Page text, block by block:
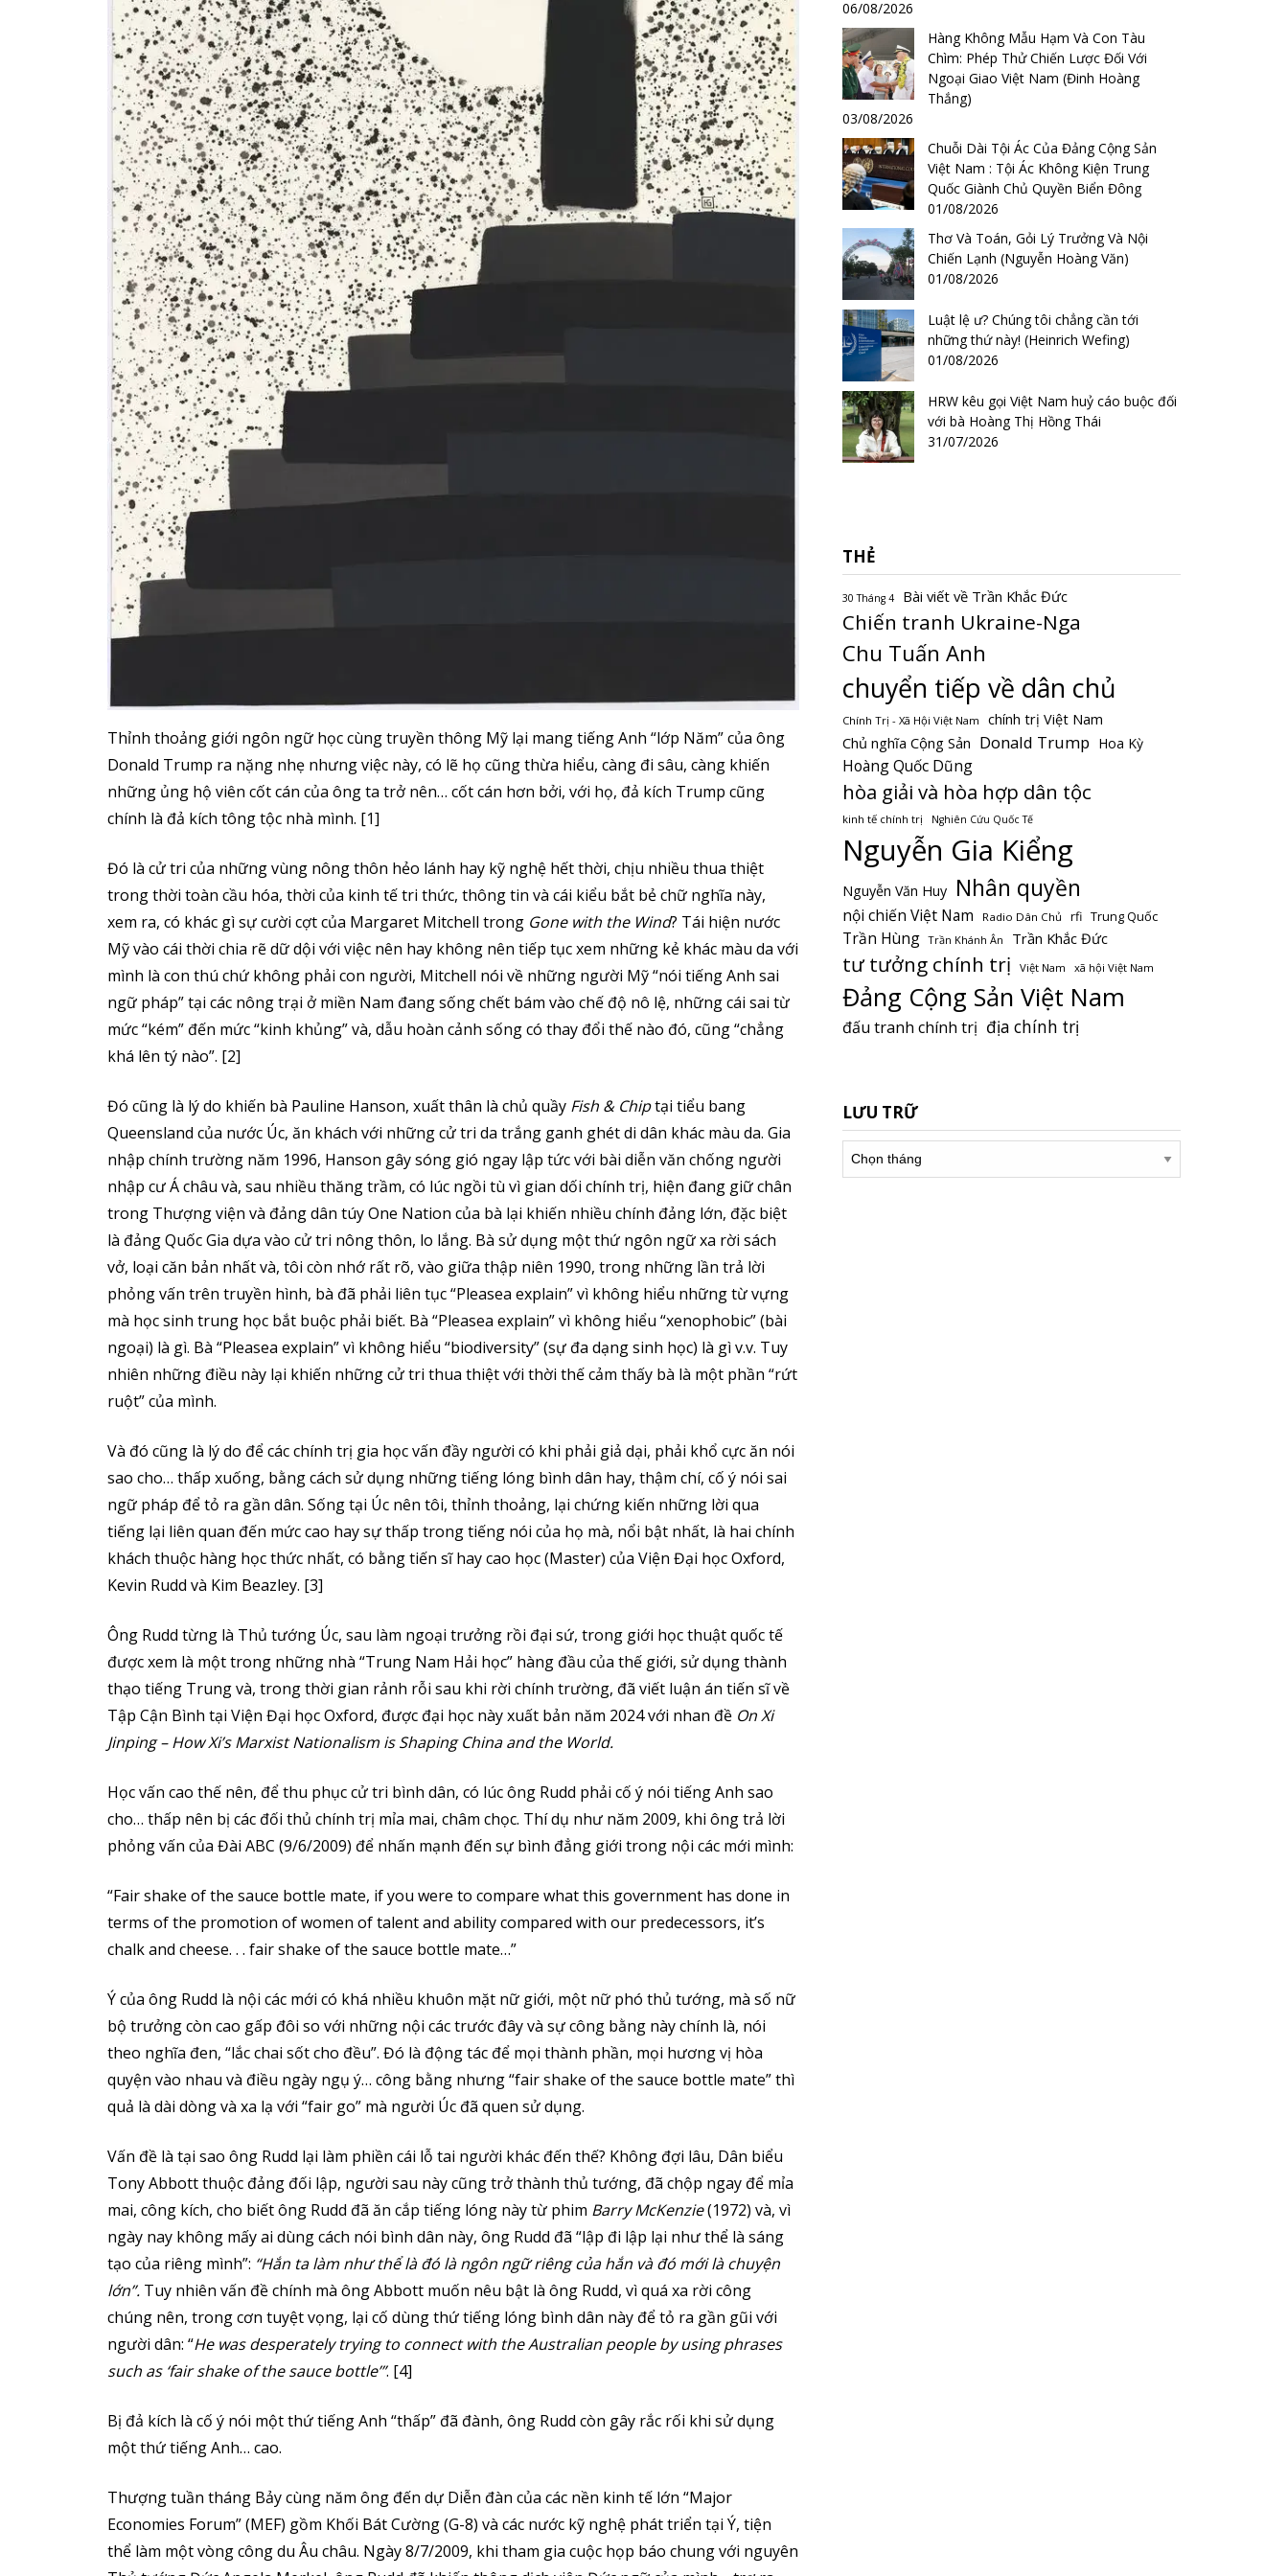
Thỉnh thoảng giới ngôn ngữ học cùng truyền thông Mỹ lại mang tiếng Anh “lớp Năm” của ông
Donald Trump ra nặng nhẹ nhưng việc này, có lẽ họ cũng thừa hiểu, càng đi sâu, càng khiến
những ủng hộ viên cốt cán của ông ta trở nên… cốt cán hơn bởi, với họ, đả kích Trump cũng
chính là đả kích tông tộc nhà mình. [1]
Đó là cử tri của những vùng nông thôn hẻo lánh hay kỹ nghệ hết thời, chịu nhiều thua thiệt
trong thời toàn cầu hóa, thời của kinh tế tri thức, thông tin và cái kiểu bắt bẻ chữ nghĩa này,
xem ra, có khác gì sự cười cợt của Margaret Mitchell trong Gone with the Wind? Tái hiện nước
Mỹ vào cái thời chia rẽ dữ dội với việc nên hay không nên tiếp tục xem những kẻ khác màu da với
mình là con thú chứ không phải con người, Mitchell nói về những người Mỹ “nói tiếng Anh sai
ngữ pháp” tại các nông trại ở miền Nam đang sống chết bám vào chế độ nô lệ, những cái sai từ
mức “kém” đến mức “kinh khủng” và, dẫu hoàn cảnh sống có thay đổi thế nào đó, cũng “chẳng
khá lên tý nào”. [2]
Đó cũng là lý do khiến bà Pauline Hanson, xuất thân là chủ quầy Fish & Chiptại tiểu bang
Queensland của nước Úc, ăn khách với những cử tri da trắng ganh ghét di dân khác màu da. Gia
nhập chính trường năm 1996, Hanson gây sóng gió ngay lập tức với bài diễn văn chống người
nhập cư Á châu và, sau nhiều thăng trầm, có lúc ngồi tù vì gian dối chính trị, hiện đang giữ chân
trong Thượng viện và đảng dân túy One Nation của bà lại khiến nhiều chính đảng lớn, đặc biệt
là đảng Quốc Gia dựa vào cử tri nông thôn, lo lắng. Bà sử dụng một thứ ngôn ngữ xa rời sách
vở, loại căn bản nhất và, tôi còn nhớ rất rõ, vào giữa thập niên 1990, trong những lần trả lời
phỏng vấn trên truyền hình, bà đã phải liên tục “Pleasea explain” vì không hiểu những từ vựng
mà học sinh trung học bắt buộc phải biết. Bà “Pleasea explain” vì không hiểu “xenophobic” (bài
ngoại) là gì. Bà “Pleasea explain” vì không hiểu “biodiversity” (sự đa dạng sinh học) là gì v.v. Tuy
nhiên những điều này lại khiến những cử tri thua thiệt với thời thế cảm thấy bà là một phần “rứt
ruột” của mình.
Và đó cũng là lý do để các chính trị gia học vấn đầy người có khi phải giả dại, phải khổ cực ăn nói
sao cho… thấp xuống, bằng cách sử dụng những tiếng lóng bình dân hay, thậm chí, cố ý nói sai
ngữ pháp để tỏ ra gần dân. Sống tại Úc nên tôi, thỉnh thoảng, lại chứng kiến những lời qua
tiếng lại liên quan đến mức cao hay sự thấp trong tiếng nói của họ mà, nổi bật nhất, là hai chính
khách thuộc hàng học thức nhất, có bằng tiến sĩ hay cao học (Master) của Viện Đại học Oxford,
Kevin Rudd và Kim Beazley. [3]
Ông Rudd từng là Thủ tướng Úc, sau làm ngoại trưởng rồi đại sứ, trong giới học thuật quốc tế
được xem là một trong những nhà “Trung Nam Hải học” hàng đầu của thế giới, sử dụng thành
thạo tiếng Trung và, trong thời gian rảnh rỗi sau khi rời chính trường, đã viết luận án tiến sĩ về
Tập Cận Bình tại Viện Đại học Oxford, được đại học này xuất bản năm 2024 với nhan đề On Xi
Jinping – How Xi’s Marxist Nationalism is Shaping China and the World.
Học vấn cao thế nên, để thu phục cử tri bình dân, có lúc ông Rudd phải cố ý nói tiếng Anh sao
cho… thấp nên bị các đối thủ chính trị mỉa mai, châm chọc. Thí dụ như năm 2009, khi ông trả lời
phỏng vấn của Đài ABC (9/6/2009) để nhấn mạnh đến sự bình đẳng giới trong nội các mới mình:
“Fair shake of the sauce bottle mate, if you were to compare what this government has done in
terms of the promotion of women of talent and ability compared with our predecessors, it’s
chalk and cheese. . . fair shake of the sauce bottle mate…”
Ý của ông Rudd là nội các mới có khá nhiều khuôn mặt nữ giới, một nữ phó thủ tướng, mà số nữ
bộ trưởng còn cao gấp đôi so với những nội các trước đây và sự công bằng này chính là, nói
theo nghĩa đen, “lắc chai sốt cho đều”. Đó là động tác để mọi thành phần, mọi hương vị hòa
quyện vào nhau và điều ngày ngụ ý… công bằng nhưng “fair shake of the sauce bottle mate” thì
quả là dài dòng và xa lạ với “fair go” mà người Úc đã quen sử dụng.
Vấn đề là tại sao ông Rudd lại làm phiền cái lỗ tai người khác đến thế? Không đợi lâu, Dân biểu
Tony Abbott thuộc đảng đối lập, người sau này cũng trở thành thủ tướng, đã chộp ngay để mỉa
mai, công kích, cho biết ông Rudd đã ăn cắp tiếng lóng này từ phim Barry McKenzie(1972) và, vì
ngày nay không mấy ai dùng cách nói bình dân này, ông Rudd đã “lập đi lập lại như thể là sáng
tạo của riêng mình”: “Hắn ta làm như thể là đó là ngôn ngữ riêng của hắn và đó mới là chuyện
lớn”. Tuy nhiên vấn đề chính mà ông Abbott muốn nêu bật là ông Rudd, vì quá xa rời công
chúng nên, trong cơn tuyệt vọng, lại cố dùng thứ tiếng lóng bình dân này để tỏ ra gần gũi với
người dân: “He was desperately trying to connect with the Australian people by using phrases
such as ‘fair shake of the sauce bottle’”. [4]
Bị đả kích là cố ý nói một thứ tiếng Anh “thấp” đã đành, ông Rudd còn gây rắc rối khi sử dụng
một thứ tiếng Anh… cao.
Thượng tuần tháng Bảy cùng năm ông đến dự Diễn đàn của các nền kinh tế lớn “Major
Economies Forum” (MEF) gồm Khối Bát Cường (G-8) và các nước kỹ nghệ phát triển tại Ý, tiện
thể làm một vòng công du Âu châu. Ngày 8/7/2009, khi tham gia cuộc họp báo chung với nguyên
06/08/2026
Hàng Không Mẫu Hạm Và Con Tàu
Chìm: Phép Thử Chiến Lược Đối Với
Ngoại Giao Việt Nam (Đinh Hoàng
Thắng)
03/08/2026
Chuỗi Dài Tội Ác Của Đảng Cộng Sản
Việt Nam : Tội Ác Không Kiện Trung
Quốc Giành Chủ Quyền Biển Đông
01/08/2026
Thơ Và Toán, Gỏi Lý Trưởng Và Nội
Chiến Lạnh (Nguyễn Hoàng Văn)
01/08/2026
Luật lệ ư? Chúng tôi chẳng cần tới
những thứ này! (Heinrich Wefing)
01/08/2026
HRW kêu gọi Việt Nam huỷ cáo buộc đối
với bà Hoàng Thị Hồng Thái
31/07/2026
THẺ
30 Tháng 4 Bài viết về Trần Khắc Đức
Chiến tranh Ukraine-Nga
Chu Tuấn Anh
chuyển tiếp về dân chủ
Chính Trị - Xã Hội Việt Nam chính trị Việt Nam
Chủ nghĩa Cộng Sản Donald Trump Hoa Kỳ
Hoàng Quốc Dũng
hòa giải và hòa hợp dân tộc
kinh tế chính trị Nghiên Cứu Quốc Tế
Nguyễn Gia Kiểng
Nguyễn Văn Huy Nhân quyền
nội chiến Việt Nam Radio Dân Chủ rfi Trung Quốc
Trần Hùng Trần Khánh Ân Trần Khắc Đức
tư tưởng chính trị Việt Nam xã hội Việt Nam
Đảng Cộng Sản Việt Nam
đấu tranh chính trị địa chính trị
LƯU TRỮ
Lưu
trữ